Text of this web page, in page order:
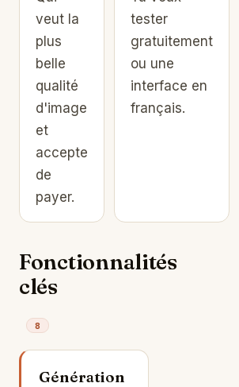
veut la
plus
belle
qualité
d'image
et
accepte
de
payer.
tester
gratuitement
ou une
interface en
français.
Fonctionnalités
clés
8
Génération